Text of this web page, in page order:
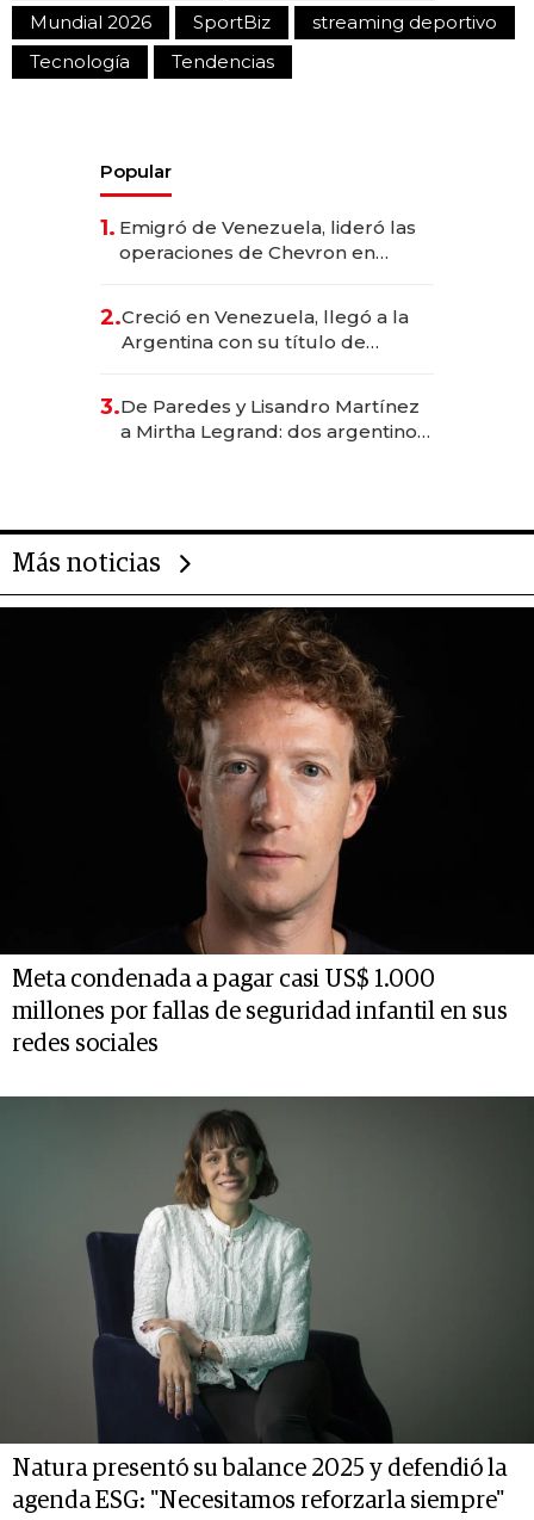
Mundial 2026
SportBiz
streaming deportivo
Tecnología
Tendencias
Popular
1. Emigró de Venezuela, lideró las
operaciones de Chevron en
2.Creció en Venezuela, llegó a la
Argentina con su título de
las marcas "fast premium"
3.De Paredes y Lisandro Martínez
a Mirtha Legrand: dos argentinos
Más noticias
Meta condenada a pagar casi US$ 1.000
millones por fallas de seguridad infantil en sus
redes sociales
Natura presentó su balance 2025 y defendió la
agenda ESG: "Necesitamos reforzarla siempre"